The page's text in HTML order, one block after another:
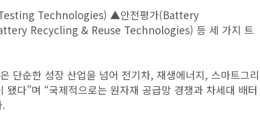
Technologies) ▲안전평가(Battery
Recycling & Reuse Technologies) 등 세 가지 트
단순한 성장 산업을 넘어 전기차, 재생에너지, 스마트그리
다”며 “국제적으로는 원자재 공급망 경쟁과 차세대 배터